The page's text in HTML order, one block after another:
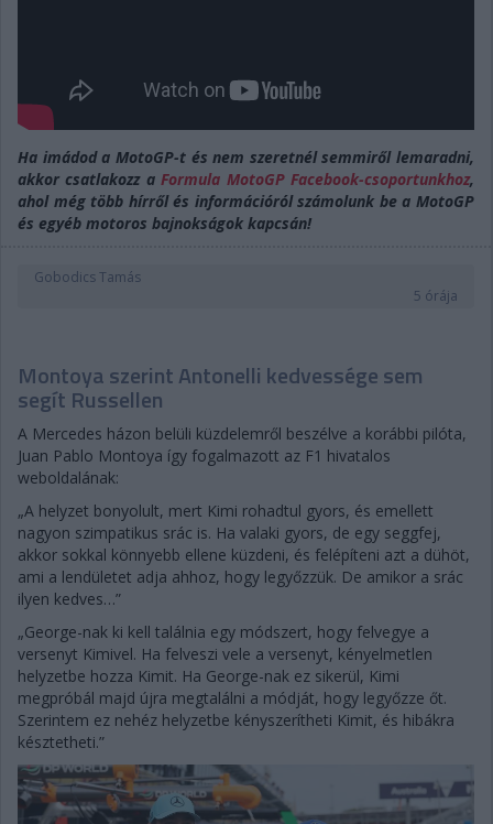
Ha imádod a MotoGP-t és nem szeretnél semmiről lemaradni,
akkor csatlakozz aFormula MotoGP Facebook-csoportunkhoz,
ahol még több hírről és információról számolunk be a MotoGP
és egyéb motoros bajnokságok kapcsán!
Gobodics Tamás
5 órája
Montoya szerint Antonelli kedvessége sem
segít Russellen
A Mercedes házon belüli küzdelemről beszélve a korábbi pilóta,
Juan Pablo Montoya így fogalmazott az F1 hivatalos
weboldalának:
„A helyzet bonyolult, mert Kimi rohadtul gyors, és emellett
nagyon szimpatikus srác is. Ha valaki gyors, de egy seggfej,
akkor sokkal könnyebb ellene küzdeni, és felépíteni azt a dühöt,
ami a lendületet adja ahhoz, hogy legyőzzük. De amikor a srác
ilyen kedves…”
„George-nak ki kell találnia egy módszert, hogy felvegye a
versenyt Kimivel. Ha felveszi vele a versenyt, kényelmetlen
helyzetbe hozza Kimit. Ha George-nak ez sikerül, Kimi
megpróbál majd újra megtalálni a módját, hogy legyőzze őt.
Szerintem ez nehéz helyzetbe kényszerítheti Kimit, és hibákra
késztetheti.”